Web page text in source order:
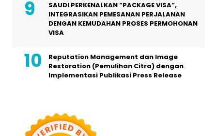
SAUDI PERKENALKAN “PACKAGE VISA”,
INTEGRASIKAN PEMESANAN PERJALANAN
DENGAN KEMUDAHAN PROSES PERMOHONAN
VISA
Reputation Management dan Image
Restoration (Pemulihan Citra) dengan
Implementasi Publikasi Press Release